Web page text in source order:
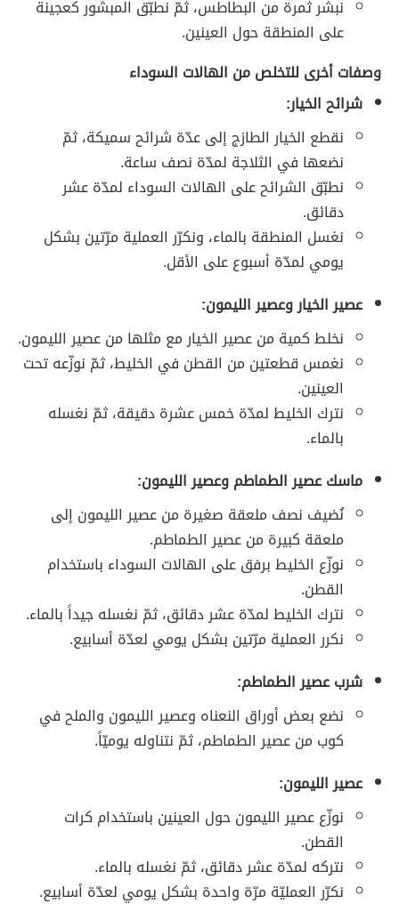
نبشر ثمرة من البطاطس، ثمّ نطبّق المبشور كعجينة
على المنطقة حول العينين.
وصفات أخرى للتخلص من الهالات السوداء
شرائح الخيار:
نقطع الخيار الطازج إلى عدّة شرائح سميكة، ثمّ
نضعها في الثلاجة لمدّة نصف ساعة.
نطبّق الشرائح على الهالات السوداء لمدّة عشر
دقائق.
نغسل المنطقة بالماء، ونكرّر العملية مرّتين بشكل
يومي لمدّة أسبوع على الأقل.
عصير الخيار وعصير الليمون:
نخلط كمية من عصير الخيار مع مثلها من عصير الليمون.
نغمس قطعتين من القطن في الخليط، ثمّ نوزّعه تحت
العينين.
نترك الخليط لمدّة خمس عشرة دقيقة، ثمّ نغسله
بالماء.
ماسك عصير الطماطم وعصير الليمون:
نُضيف نصف ملعقة صغيرة من عصير الليمون إلى
ملعقة كبيرة من عصير الطماطم.
نوزّع الخليط برفق على الهالات السوداء باستخدام
القطن.
نترك الخليط لمدّة عشر دقائق، ثمّ نغسله جيداً بالماء.
نكرر العملية مرّتين بشكل يومي لعدّة أسابيع.
شرب عصير الطماطم:
نضع بعض أوراق النعناه وعصير الليمون والملح في
كوب من عصير الطماطم، ثمّ نتناوله يوميّاً.
عصير الليمون:
نوزّع عصير الليمون حول العينين باستخدام كرات
القطن.
نتركه لمدّة عشر دقائق، ثمّ نغسله بالماء.
نكرّر العمليّة مرّة واحدة بشكل يومي لعدّة أسابيع.